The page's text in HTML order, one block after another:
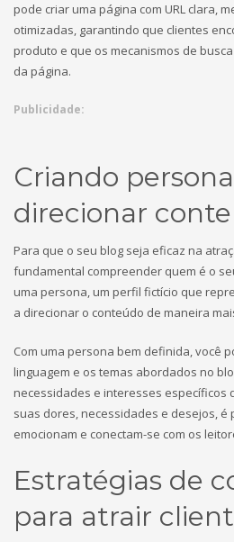
pode criar uma página com URL clara,
otimizadas, garantindo que clientes
produto e que os mecanismos de
da página.
Publicidade:
Criando
direcionar
Para que o seu blog seja eficaz na
fundamental compreender quem é o
uma persona, um perfil fictício que
a direcionar o conteúdo de maneira
Com uma persona bem definida, você
linguagem e os temas abordados no
necessidades e interesses específicos
suas dores, necessidades e desejos, é
emocionam e conectam-se com os
Estratégias de
para atrair